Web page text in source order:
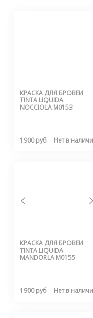
КРАСКА ДЛЯ БРОВЕЙ
TINTA LIQUIDA
NOCCIOLA M0153
1900 руб Нет в
КРАСКА ДЛЯ БРОВЕЙ
TINTA LIQUIDA
MANDORLA M0155
1900 руб Нет в